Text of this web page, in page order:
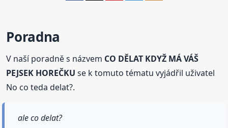
Poradna
V naší poradně s názvem CO DĚLAT KDYŽ MÁ VÁŠ
PEJSEK HOREČKU se k tomuto tématu vyjádřil uživatel
No co teda delat?.
ale co delat?